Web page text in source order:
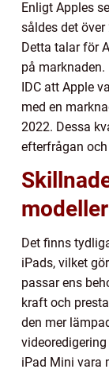
Enligt Apples
såldes det
Detta talar för
på
IDC att Apple
med en
2022. Dessa
efterfrågan
Det finns
iPads, vilket
passar ens
kraft och
den mer
iPad Mini vara